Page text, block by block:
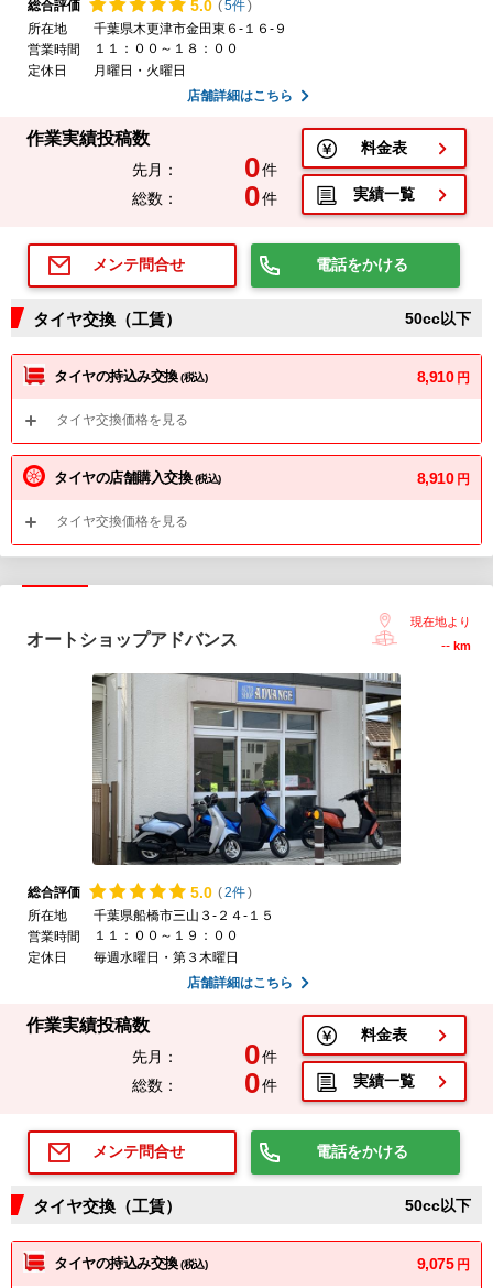
総合評価 5.0 (5件)
所在地
千葉県木更津市金田東６-１６-９
営業時間
１１：００～１８：００
定休日
月曜日・火曜日
店舗詳細はこちら
作業実績投稿数
先月： 0件
総数：
0件
料金表
実績一覧
メンテ問合せ 電話をかける
タイヤ交換（工賃） 50cc以下
タイヤの持込み交換(税込) 8,910 円
タイヤ交換価格を見る
タイヤの店舗購入交換(税込) 8,910 円
タイヤ交換価格を見る
オートショップアドバンス
現在地より
-- km
総合評価 5.0 (2件)
所在地
千葉県船橋市三山３-２４-１５
営業時間
１１：００～１９：００
定休日
毎週水曜日・第３木曜日
店舗詳細はこちら
作業実績投稿数
先月： 0件
総数：
0件
料金表
実績一覧
メンテ問合せ 電話をかける
タイヤ交換（工賃） 50cc以下
タイヤの持込み交換(税込) 9,075 円